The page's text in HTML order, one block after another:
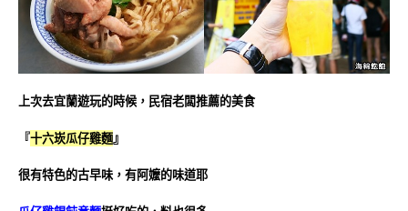
上次去宜蘭遊玩的時候，民宿老闆推薦的美食
『十六崁瓜仔雞麵』
很有特色的古早味，有阿嬤的味道耶